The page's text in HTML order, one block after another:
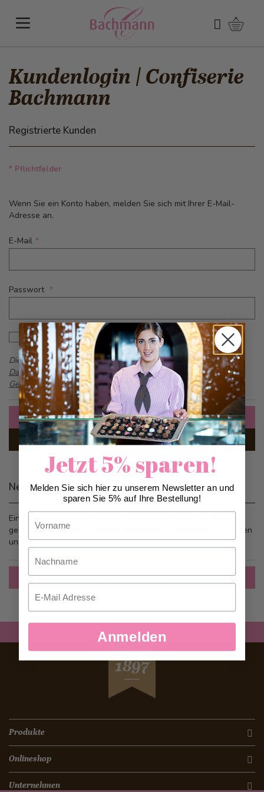
Suchen
Kundenlogin | Confiserie
Bachmann
Registrierte Kunden
* Pflichtfelder
Wenn Sie ein Konto haben, melden Sie sich mit Ihrer E-Mail-
Adresse an.
E-Mail
Passwort
Passwort anzeigen
Dieses Formular ist durch reCAPTCHA geschützt -Google
Datenschutzbestimmungenund
Allgemeine
Geschäftsbedingungen
Anmelden
Passwort vergessen?
Neue Kunden
Ein Konto zu erstellen hat viele Vorteile: schneller zur Kasse
gehen, mehr als eine Adresse speichern, Bestellungen verfolgen
und mehr.
Ein Konto erstellen
SEIT
1897
Produkte
Onlineshop
Unternehmen
Jetzt 5% sparen!
Melden Sie sich hier zu unserem Newsletter an und
sparen Sie 5% auf Ihre Bestellung!
Nachname
Email
Anmelden